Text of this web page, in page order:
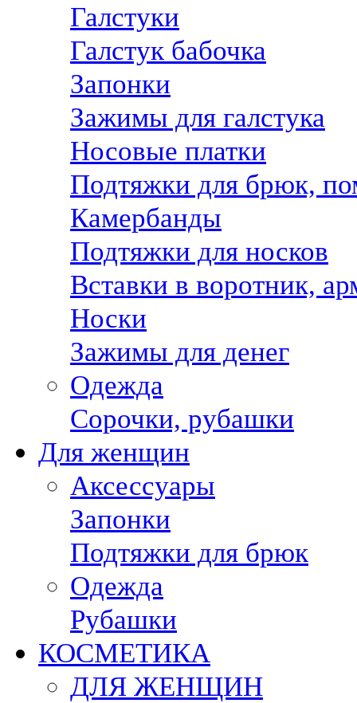
Галстуки
Галстук бабочка
Запонки
Зажимы для галстука
Носовые платки
Подтяжки для брюк,
Камербанды
Подтяжки для носков
Вставки в воротник,
Носки
Зажимы для денег
Одежда
Сорочки, рубашки
Для женщин
Аксессуары
Запонки
Подтяжки для брюк
Одежда
Рубашки
КОСМЕТИКА
ДЛЯ ЖЕНЩИН